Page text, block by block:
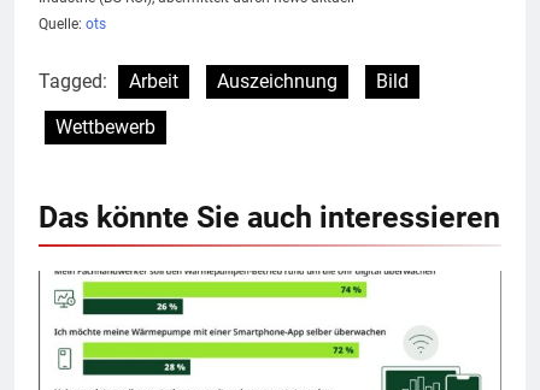
Quelle: ots
Tagged: Arbeit Auszeichnung
Bild
Wettbewerb
Das könnte Sie auch interessieren